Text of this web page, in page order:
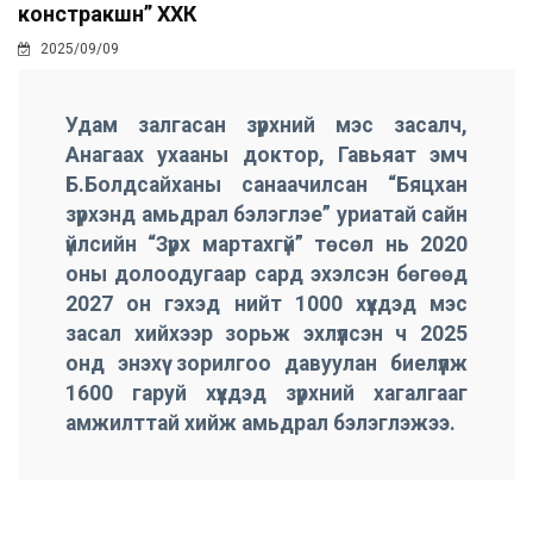
констракшн” ХХК
2025/09/09
Удам залгасан зүрхний мэс засалч,
Анагаах ухааны доктор, Гавьяат эмч
Б.Болдсайханы санаачилсан “Бяцхан
зүрхэнд амьдрал бэлэглэе” уриатай сайн
үйлсийн “Зүрх мартахгүй” төсөл нь 2020
оны долоодугаар сард эхэлсэн бөгөөд
2027 он гэхэд нийт 1000 хүүхдэд мэс
засал хийхээр зорьж эхлүүлсэн ч 2025
онд энэхүү зорилгоо давуулан биелүүлж
1600 гаруй хүүхдэд зүрхний хагалгааг
амжилттай хийж амьдрал бэлэглэжээ.